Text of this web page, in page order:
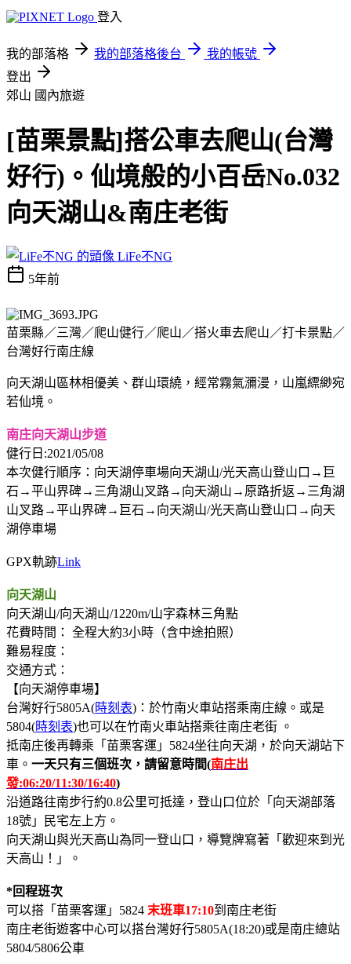
登入
我的部落格 我的部落格後台
我的帳號
登出
郊山 國內旅遊
[苗栗景點]搭公車去爬山(台灣
好行)。仙境般的小百岳No.032
向天湖山&南庄老街
LiFe不NG
5年前
苗栗縣／三灣／爬山健行／爬山／搭火車去爬山／打卡景點／
台灣好行南庄線
向天湖山區林相優美、群山環繞，經常霧氣瀰漫，山嵐縹緲宛
若仙境。
南庄向天湖山步道
健行日:2021/05/08
本次健行順序：向天湖停車場向天湖山/光天高山登山口→巨
石→平山界碑→三角湖山叉路→向天湖山→原路折返→三角湖
山叉路→平山界碑→巨石→向天湖山/光天高山登山口→向天
湖停車場
GPX軌跡Link
向天湖山
向天湖山/向天湖山/1220m/山字森林三角點
花費時間： 全程大約3小時（含中途拍照）
難易程度：
交通方式：
【向天湖停車場】
台灣好行5805A(時刻表)：於竹南火車站搭乘南庄線。或是
5804(時刻表)也可以在竹南火車站搭乘往南庄老街 。
抵南庄後再轉乘「苗栗客運」5824坐往向天湖，於向天湖站下
車。 一天只有三個班次，請留意時間(南庄出
發:06:20/11:30/16:40)
沿道路往南步行約0.8公里可抵達，登山口位於「向天湖部落
18號」民宅左上方。
向天湖山與光天高山為同一登山口，導覽牌寫著「歡迎來到光
天高山！」。
*回程班次
可以搭「苗栗客運」5824 末班車17:10到南庄老街
南庄老街遊客中心可以搭台灣好行5805A(18:20)或是南庄總站
5804/5806公車